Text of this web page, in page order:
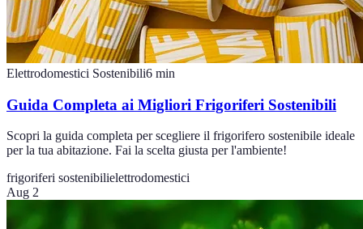
Elettrodomestici Sostenibili6 min
Guida Completa ai Migliori Frigoriferi Sostenibili
Scopri la guida completa per scegliere il frigorifero sostenibile ideale
per la tua abitazione. Fai la scelta giusta per l'ambiente!
frigoriferi sostenibilielettrodomestici
Aug 2